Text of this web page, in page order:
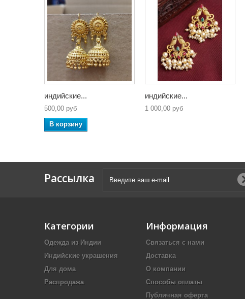
индийские...
500,00 руб
В корзину
индийские...
1 000,00 руб
Рассылка
Категории
Одежда из Индии
Индийские украшения
Для дома
Распродажа
Информация
Связаться с нами
Доставка
О компании
Способы оплаты
Публичная оферта